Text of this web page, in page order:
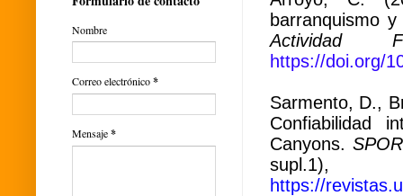
barranquismo
https://doi.org/
Sarmento, D.,
Confiabilidad
Canyons.
https://
Nombre
Correo electrónico*
Mensaje*